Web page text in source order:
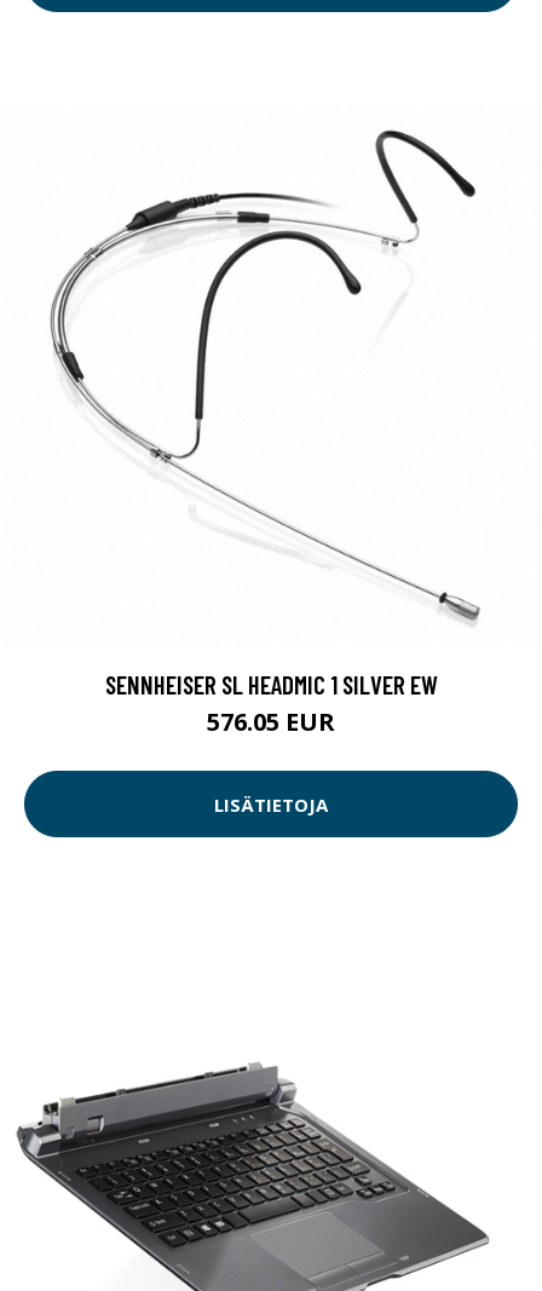
SENNHEISER SL HEADMIC 1 SILVER EW
576.05 EUR
LISÄTIETOJA